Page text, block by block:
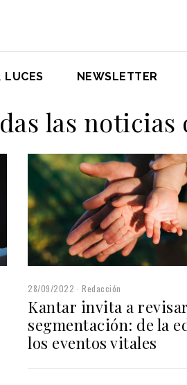
LUCES NEWSLETTER
las noticias
28/09/2022 Redacción
Kantar invita a
segmentación: de la
los eventos vitales